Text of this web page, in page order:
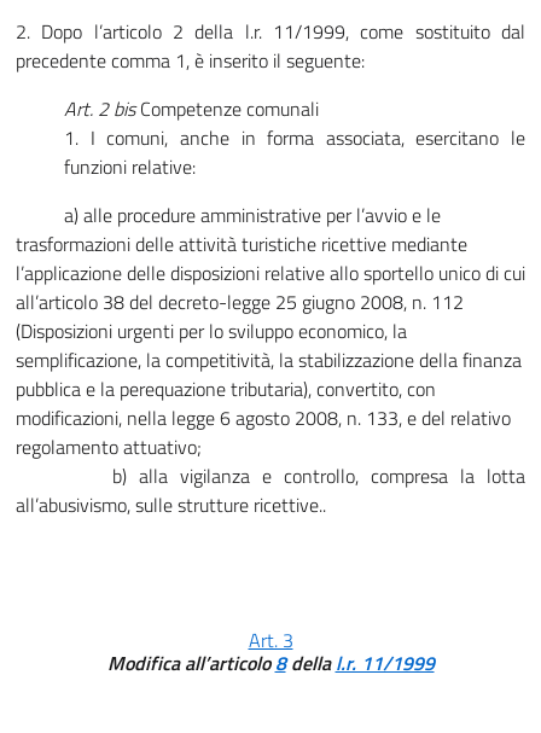
2. Dopo l’articolo 2 della l.r. 11/1999, come sostituito dal
precedente comma 1, è inserito il seguente:
Art. 2 bisCompetenze comunali
1. I comuni, anche in forma associata, esercitano le
funzioni relative:
a) alle procedure amministrative per l’avvio e le
trasformazioni delle attività turistiche ricettive mediante
l’applicazione delle disposizioni relative allo sportello unico di cui
all’articolo 38 del decreto-legge 25 giugno 2008, n. 112
(Disposizioni urgenti per lo sviluppo economico, la
semplificazione, la competitività, la stabilizzazione della finanza
pubblica e la perequazione tributaria), convertito, con
modificazioni, nella legge 6 agosto 2008, n. 133, e del relativo
regolamento attuativo;
b) alla vigilanza e controllo, compresa la lotta
all’abusivismo, sulle strutture ricettive..
Art. 3
Modifica all’articolo8dellal.r. 11/1999